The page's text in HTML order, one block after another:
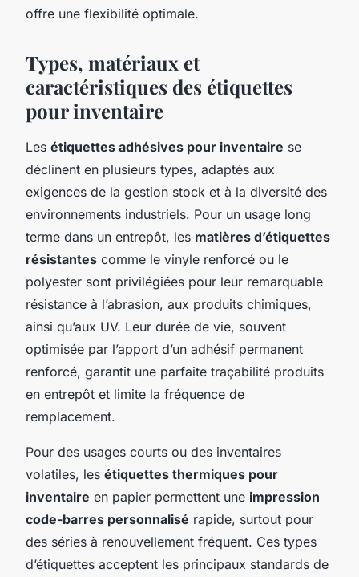
offre une flexibilité optimale.
Types, matériaux et
caractéristiques des étiquettes
pour inventaire
Les étiquettes adhésives pour inventaire se
déclinent en plusieurs types, adaptés aux
exigences de la gestion stock et à la diversité des
environnements industriels. Pour un usage long
terme dans un entrepôt, les matières d’étiquettes
résistantes comme le vinyle renforcé ou le
polyester sont privilégiées pour leur remarquable
résistance à l’abrasion, aux produits chimiques,
ainsi qu’aux UV. Leur durée de vie, souvent
optimisée par l’apport d’un adhésif permanent
renforcé, garantit une parfaite traçabilité produits
en entrepôt et limite la fréquence de
remplacement.
Pour des usages courts ou des inventaires
volatiles, les étiquettes thermiques pour
inventaire en papier permettent une impression
code-barres personnalisé rapide, surtout pour
des séries à renouvellement fréquent. Ces types
d’étiquettes acceptent les principaux standards de